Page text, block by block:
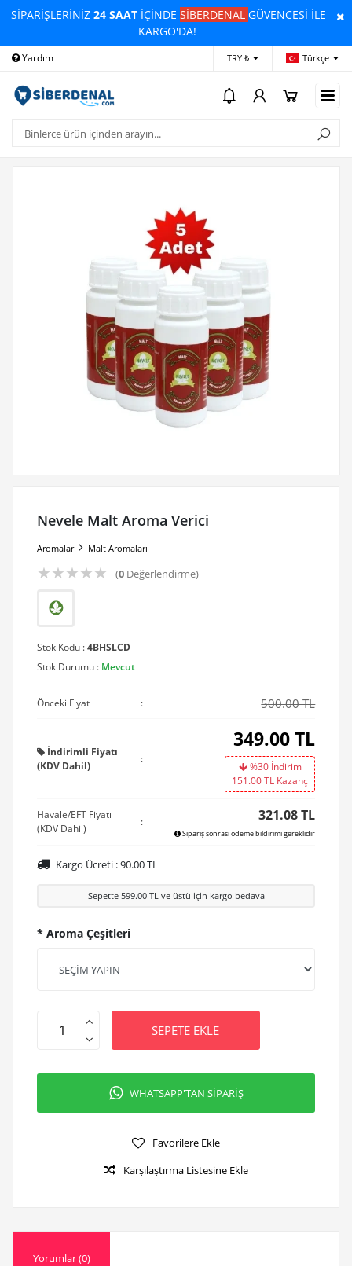
SİPARİŞLERİNİZ24 SAAT İÇİNDESİBERDENALGÜVENCESİ İLE
KARGO'DA!
Yardım Ödeme Bildirimi
TRY ₺ Türkçe
Nevele Malt Aroma Verici
Aromalar Malt Aromaları
★★★★★ (0Değerlendirme)
Stok Kodu :4BHSLCD
Stok Durumu : Mevcut
Önceki Fiyat : 500.00 TL
İndirimli Fiyatı
(KDV Dahil)
:
349.00TL
%30 İndirim
151.00TL Kazanç
Havale/EFT Fiyatı
(KDV Dahil)
: 321.08 TL
Sipariş sonrası ödeme bildirimi gereklidir
Kargo Ücreti :90.00TL
Sepette 599.00TL ve üstü için kargo bedava
* Aroma Çeşitleri
SEPETE EKLE
WHATSAPP'TAN SİPARİŞ
Favorilere Ekle
Karşılaştırma Listesine Ekle
Yorumlar (0)